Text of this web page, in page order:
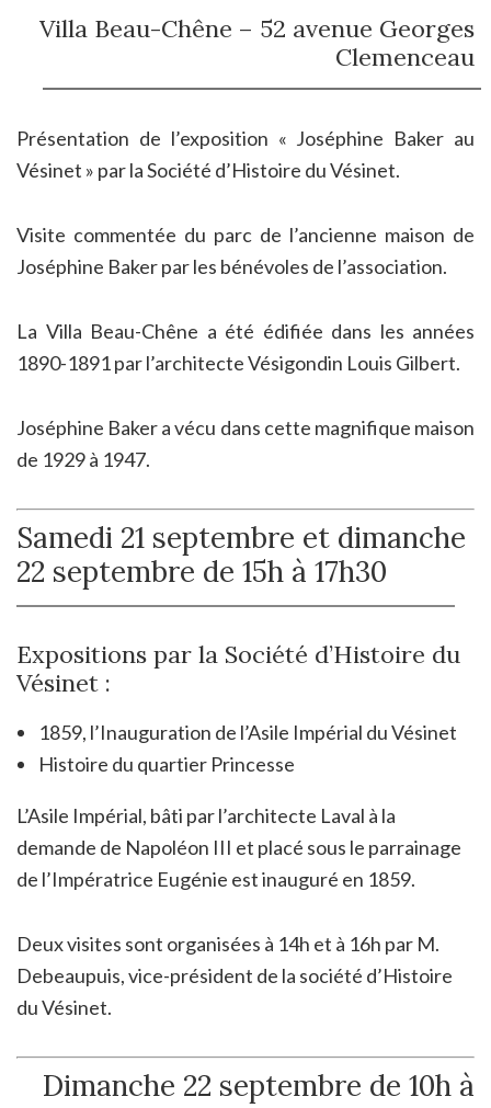
Villa Beau-Chêne – 52 avenue Georges
Clemenceau
Présentation de l’exposition « Joséphine Baker au
Vésinet » par la Société d’Histoire du Vésinet.
Visite commentée du parc de l’ancienne maison de
Joséphine Baker par les bénévoles de l’association.
La Villa Beau-Chêne a été édifiée dans les années
1890-1891 par l’architecte Vésigondin Louis Gilbert.
Joséphine Baker a vécu dans cette magnifique maison
de 1929 à 1947.
Samedi 21 septembre et dimanche
22 septembre de 15h à 17h30
Expositions par la Société d’Histoire du
Vésinet :
1859, l’Inauguration de l’Asile Impérial du Vésinet
Histoire du quartier Princesse
L’Asile Impérial, bâti par l’architecte Laval à la
demande de Napoléon III et placé sous le parrainage
de l’Impératrice Eugénie est inauguré en 1859.
Deux visites sont organisées à 14h et à 16h par M.
Debeaupuis, vice-président de la société d’Histoire
du Vésinet.
Dimanche 22 septembre de 10h à